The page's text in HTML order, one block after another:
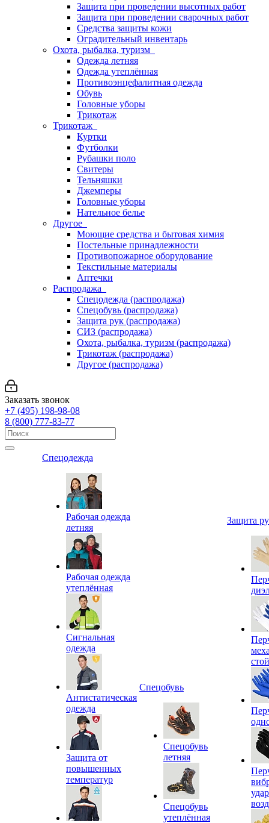
Защита при проведении высотных работ
Защита при проведении сварочных работ
Средства защиты кожи
Оградительный инвентарь
Охота, рыбалка, туризм
Одежда летняя
Одежда утеплённая
Противоэнцефалитная одежда
Обувь
Головные уборы
Трикотаж
Трикотаж
Куртки
Футболки
Рубашки поло
Свитеры
Тельняшки
Джемперы
Головные уборы
Нательное белье
Другое
Моющие средства и бытовая химия
Постельные принадлежности
Противопожарное оборудование
Текстильные материалы
Аптечки
Распродажа
Спецодежда (распродажа)
Спецобувь (распродажа)
Защита рук (распродажа)
СИЗ (распродажа)
Охота, рыбалка, туризм (распродажа)
Трикотаж (распродажа)
Другое (распродажа)
Заказать звонок
+7 (495) 198-98-08
8 (800) 777-83-77
Спецодежда
Рабочая одежда
летняя
Рабочая одежда
утеплённая
Сигнальная
одежда
Антистатическая
одежда
Защита от
повышенных
температур
Спецобувь
Спецобувь
летняя
Спецобувь
утеплённая
Защита